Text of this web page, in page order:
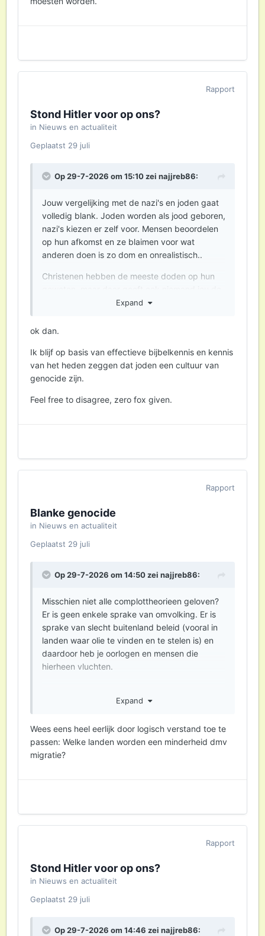
Rapport
Stond Hitler voor op ons?
in Nieuws en actualiteit
Geplaatst 29 juli
Op 29-7-2026 om 15:10 zei najjreb86:
Jouw vergelijking met de nazi's en joden gaat
volledig blank. Joden worden als jood geboren,
nazi's kiezen er zelf voor. Mensen beoordelen
op hun afkomst en ze blaimen voor wat
anderen doen is zo dom en onrealistisch..
Christenen hebben de meeste doden op hun
schuld van want in die tijd was jij nog niet
Dus houdt op met je domme onzin, geef de IDF
de schuld en Netanyahu, maar niet alle joden..
Je speelt de zionisten in de kaart.
Expand
ok dan.
Ik blijf op basis van effectieve bijbelkennis en kennis
van het heden zeggen dat joden een cultuur van
genocide zijn.
Feel free to disagree, zero fox given.
Rapport
Blanke genocide
in Nieuws en actualiteit
Geplaatst 29 juli
Op 29-7-2026 om 14:50 zei najjreb86:
Misschien niet alle complottheorieen geloven?
Er is geen enkele sprake van omvolking. Er is
sprake van slecht buitenland beleid (vooral in
landen waar olie te vinden en te stelen is) en
daardoor heb je oorlogen en mensen die
hierheen vluchten.
vervolgens probeert men de dader te vinden
en te berechten. Als ik jou was zou ik erg
oppassen met welke videos je bekijkt en in
echt zo en ben je niet meer te helpen.
Expand
Wees eens heel eerlijk door logisch verstand toe te
passen: Welke landen worden een minderheid dmv
migratie?
Rapport
Stond Hitler voor op ons?
in Nieuws en actualiteit
Geplaatst 29 juli
Op 29-7-2026 om 14:46 zei najjreb86: